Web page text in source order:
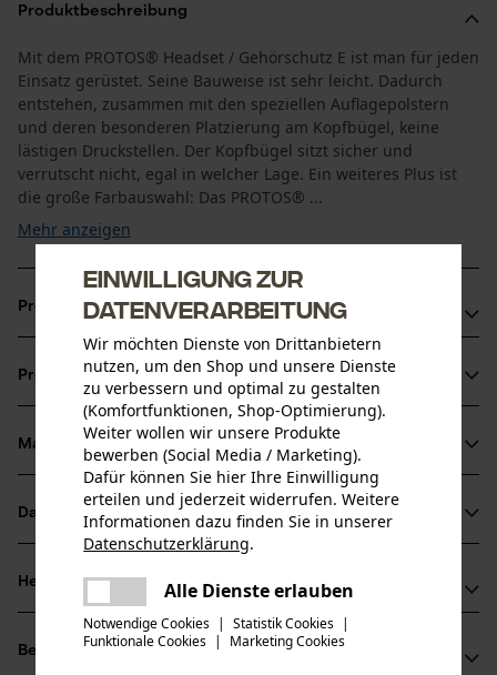
Produktbeschreibung
Mit dem PROTOS® Headset / Gehörschutz E ist man für jeden
Einsatz gerüstet. Seine Bauweise ist sehr leicht. Dadurch
entstehen, zusammen mit den speziellen Auflagepolstern
und deren besonderen Platzierung am Kopfbügel, keine
lästigen Druckstellen. Der Kopfbügel sitzt sicher und
verrutscht nicht, egal in welcher Lage. Ein weiteres Plus ist
die große Farbauswahl: Das PROTOS® ...
Mehr anzeigen
Produktvorteile
platzsparend
Keine hervorstehenden Teile
Auswechselbare Gehörschutzkapsel
Produktinformationen
Produktdetails
Aktivitätstyp
Schützen, Aufenthalt in lauter Umgebung
Altersgruppe
Erwachsener
Material & Pflege
Material
Details Polsterung
Bügel-Polster, Ohren-Polster
Datenblätter
Baumusterprüfung (PDF)
Bedienungsanleitung (PDF)
Herstellerinformationen
PROTOS GmbH
Herrschaftswiesen 11
Bewertungen
Einwilligung zur
Datenverarbeitung
Wir möchten Dienste von Drittanbietern
nutzen, um den Shop und unsere Dienste
zu verbessern und optimal zu gestalten
(Komfortfunktionen, Shop-Optimierung).
Weiter wollen wir unsere Produkte
bewerben (Social Media / Marketing).
Dafür können Sie hier Ihre Einwilligung
erteilen und jederzeit widerrufen. Weitere
Informationen dazu finden Sie in unserer
Datenschutzerklärung.
Alle Dienste erlauben
Notwendige Cookies | Statistik Cookies |
Funktionale Cookies | Marketing Cookies
Es ist ein Fehler aufgetreten. Bitte
versuchen Sie es erneut.
mail